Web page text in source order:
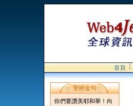
首頁
聖經金句
你們要讚美耶和華！向